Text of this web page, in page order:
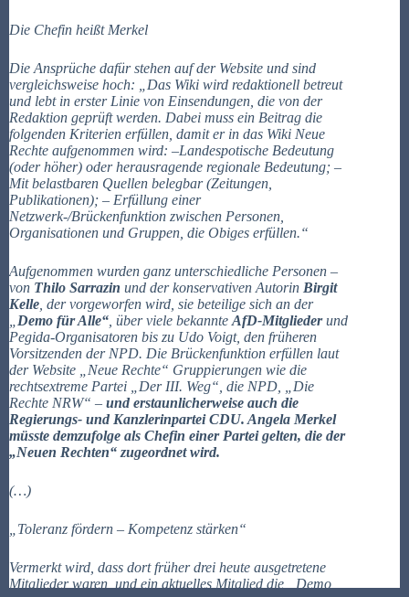
Die Chefin heißt Merkel
Die Ansprüche dafür stehen auf der Website und sind
vergleichsweise hoch: „Das Wiki wird redaktionell betreut
und lebt in erster Linie von Einsendungen, die von der
Redaktion geprüft werden. Dabei muss ein Beitrag die
folgenden Kriterien erfüllen, damit er in das Wiki Neue
Rechte aufgenommen wird: –Landespotische Bedeutung
(oder höher) oder herausragende regionale Bedeutung; –
Mit belastbaren Quellen belegbar (Zeitungen,
Publikationen); – Erfüllung einer
Netzwerk-/Brückenfunktion zwischen Personen,
Organisationen und Gruppen, die Obiges erfüllen.“
Aufgenommen wurden ganz unterschiedliche Personen –
von Thilo Sarrazin und der konservativen Autorin Birgit
Kelle , der vorgeworfen wird, sie beteilige sich an der
Demo für Alle“ , über viele bekannte AfD-Mitgliederund
Pegida-Organisatoren bis zu Udo Voigt, den früheren
Vorsitzenden der NPD. Die Brückenfunktion erfüllen laut
der Website „Neue Rechte“ Gruppierungen wie die
rechtsextreme Partei „Der III. Weg“, die NPD, „Die
Rechte NRW“ – und erstaunlicherweise auch die
Regierungs- und Kanzlerinpartei CDU. Angela Merkel
müsste demzufolge als Chefin einer Partei gelten, die der
„Neuen Rechten“ zugeordnet wird.
(…)
„Toleranz fördern – Kompetenz stärken“
Vermerkt wird, dass dort früher drei heute ausgetretene
Mitglieder waren, und ein aktuelles Mitglied die „Demo